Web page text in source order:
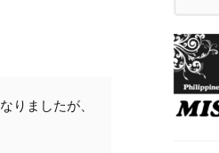
りましたが、